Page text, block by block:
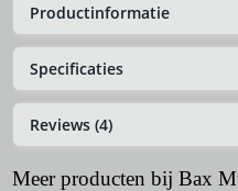
Productinformatie
Specificaties
Reviews (4)
Meer producten bij Bax